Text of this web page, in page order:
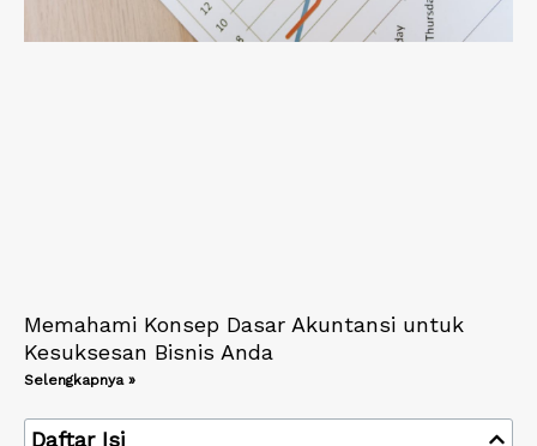
Memahami Konsep Dasar Akuntansi untuk
Kesuksesan Bisnis Anda
Selengkapnya »
Daftar Isi